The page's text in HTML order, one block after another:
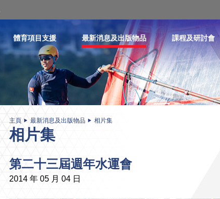
體育項目支援 最新消息及出版物品 課程及研討會
主頁 最新消息及出版物品 相片集
相片集
第二十三屆週年水運會
2014 年 05 月 04 日